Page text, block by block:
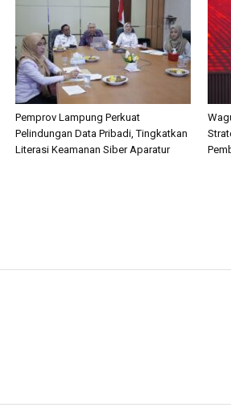
Pemprov Lampung Perkuat
Pelindungan Data Pribadi, Tingkatkan
Literasi Keamanan Siber Aparatur